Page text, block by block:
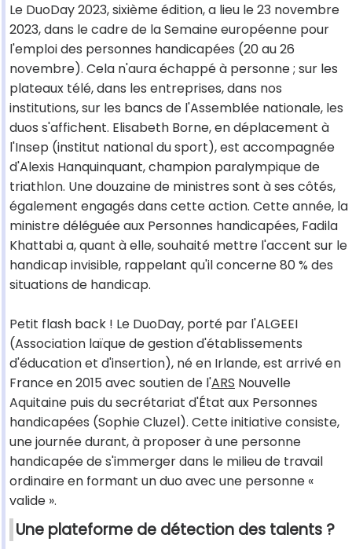
Le DuoDay 2023, sixième édition, a lieu le 23 novembre
2023, dans le cadre de la Semaine européenne pour
l'emploi des personnes handicapées (20 au 26
novembre). Cela n'aura échappé à personne ; sur les
plateaux télé, dans les entreprises, dans nos
institutions, sur les bancs de l'Assemblée nationale, les
duos s'affichent. Elisabeth Borne, en déplacement à
l'Insep (institut national du sport), est accompagnée
d'Alexis Hanquinquant, champion paralympique de
triathlon. Une douzaine de ministres sont à ses côtés,
également engagés dans cette action. Cette année, la
ministre déléguée aux Personnes handicapées, Fadila
Khattabi a, quant à elle, souhaité mettre l'accent sur le
handicap invisible, rappelant qu'il concerne 80 % des
situations de handicap.
Petit flash back ! Le DuoDay, porté par l'ALGEEI
(Association laïque de gestion d'établissements
d'éducation et d'insertion), né en Irlande, est arrivé en
France en 2015 avec soutien de l'ARS Nouvelle
Aquitaine puis du secrétariat d'État aux Personnes
handicapées (Sophie Cluzel). Cette initiative consiste,
une journée durant, à proposer à une personne
handicapée de s'immerger dans le milieu de travail
ordinaire en formant un duo avec une personne «
valide ».
Une plateforme de détection des talents ?